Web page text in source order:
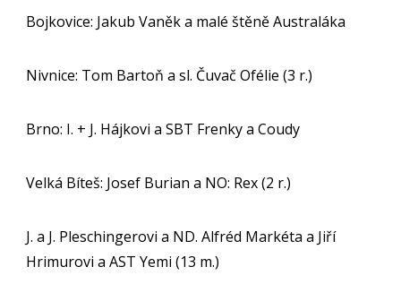
Bojkovice: Jakub Vaněk a malé štěně Australáka
Nivnice: Tom Bartoň a sl. Čuvač Ofélie (3 r.)
Brno: I. + J. Hájkovi a SBT Frenky a Coudy
Velká Bíteš: Josef Burian a NO: Rex (2 r.)
J. a J. Pleschingerovi a ND. Alfréd Markéta a Jiří
Hrimurovi a AST Yemi (13 m.)